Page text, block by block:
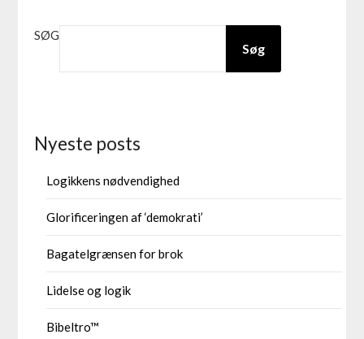
SØG
Søg
Nyeste posts
Logikkens nødvendighed
Glorificeringen af ‘demokrati’
Bagatelgrænsen for brok
Lidelse og logik
Bibeltro™